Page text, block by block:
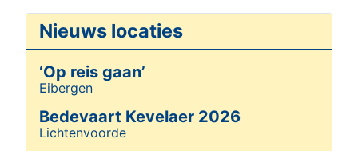
Nieuws locaties
‘Op reis gaan’
Details
Eibergen
Bedevaart Kevelaer 2026
Details
Lichtenvoorde